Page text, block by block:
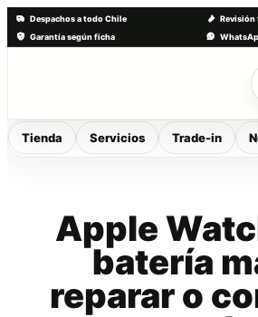
Despachos a todo Chile
Revisión
Garantía según ficha
Tienda Servicios Trade-in
Apple
batería
reparar o